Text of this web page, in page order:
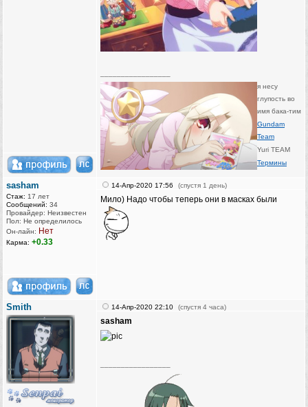
я несу
глупость во
имя бака-тим
Gundam
Team
Yuri TEAM
Термины
sasham
Стаж: 17 лет
Сообщений: 34
Провайдер: Неизвестен
Пол: Не определилось
Он-лайн: Нет
Карма: +0.33
14-Апр-2020 17:56 (спустя 1 день)
Мило) Надо чтобы теперь они в масках были
Smith 14-Апр-2020 22:10 (спустя 4 часа)
sasham